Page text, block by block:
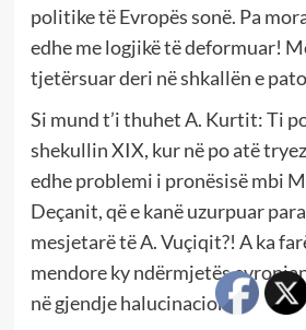
politike të Evropës sonë. Pa
edhe me logjikë të deformuar!
tjetërsuar deri në shkallën e
Si mund t’i thuhet A. Kurtit: Ti
shekullin XIX, kur në po atë
edhe problemi i pronësisë mbi
Deçanit, që e kanë uzurpuar
mesjetarë të A. Vuçiqit?! A ka
mendore ky ndërmjetës
në gjendje halucinacioni?!